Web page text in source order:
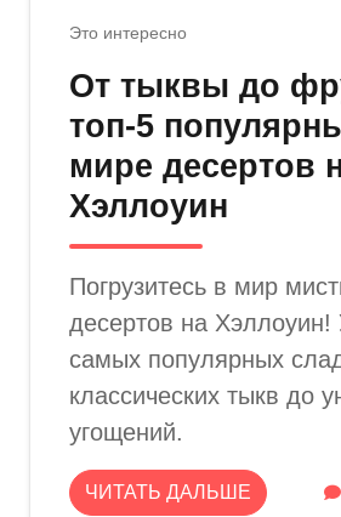
Это интересно
От тыквы до
топ-5
мире десертов
Хэллоуин
Погрузитесь в мир
десертов на Хэллоуин!
самых популярных
классических тыкв до
угощений.
ЧИТАТЬ ДАЛЬШЕ